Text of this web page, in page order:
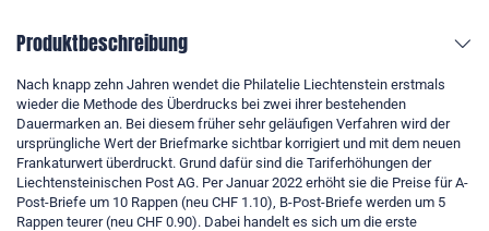
Produktbeschreibung
Nach knapp zehn Jahren wendet die Philatelie Liechtenstein erstmals
wieder die Methode des Überdrucks bei zwei ihrer bestehenden
Dauermarken an. Bei diesem früher sehr geläufigen Verfahren wird der
ursprüngliche Wert der Briefmarke sichtbar korrigiert und mit dem neuen
Frankaturwert überdruckt. Grund dafür sind die Tariferhöhungen der
Liechtensteinischen Post AG. Per Januar 2022 erhöht sie die Preise für A-
Post-Briefe um 10 Rappen (neu CHF 1.10), B-Post-Briefe werden um 5
Rappen teurer (neu CHF 0.90). Dabei handelt es sich um die erste